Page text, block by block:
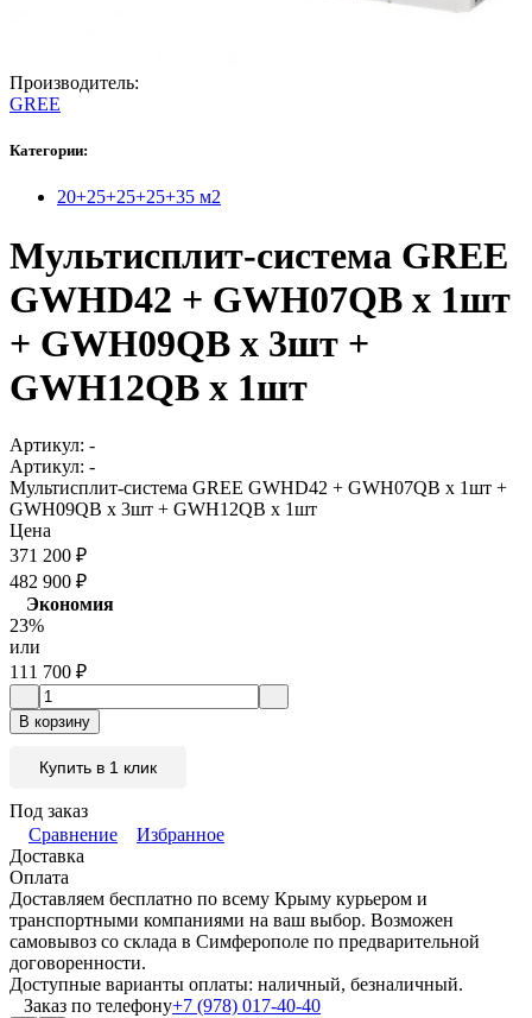
Производитель:
GREE
Категории:
20+25+25+25+35 м2
Мультисплит-система GREE
GWHD42 + GWH07QB х 1шт
+ GWH09QB х 3шт +
GWH12QB х 1шт
Артикул: -
Артикул: -
Мультисплит-система GREE GWHD42 + GWH07QB х 1шт +
GWH09QB х 3шт + GWH12QB х 1шт
Цена
371 200 ₽
482 900 ₽
Экономия
23%
или
111 700 ₽
В корзину
Купить в 1 клик
Под заказ
Сравнение
Избранное
Доставка
Оплата
Доставляем бесплатно по всему Крыму курьером и
транспортными компаниями на ваш выбор. Возможен
самовывоз со склада в Симферополе по предварительной
договоренности.
Доступные варианты оплаты: наличный, безналичный.
Заказ по телефону+7 (978) 017-40-40